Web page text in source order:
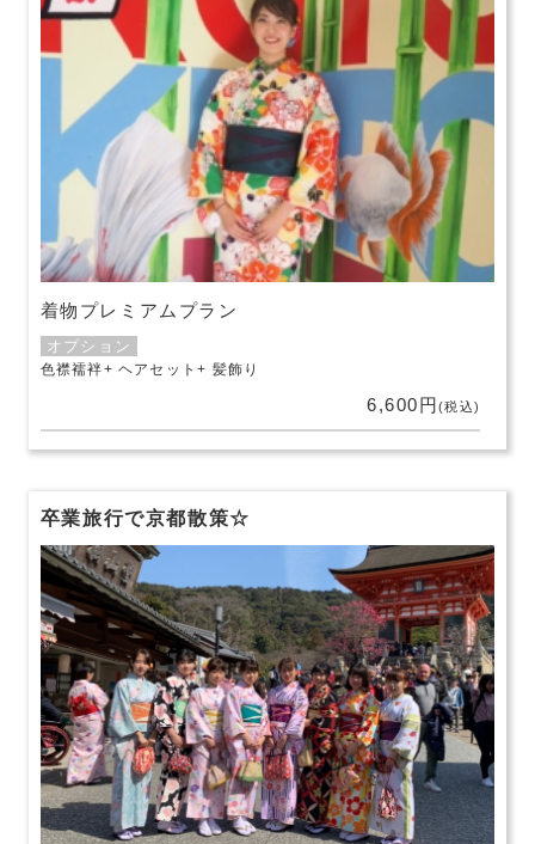
着物プレミアムプラン
オプション
色襟襦袢 ヘアセット 髪飾り
6,600円(税込)
卒業旅行で京都散策☆